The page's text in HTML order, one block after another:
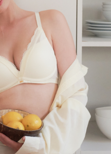
[26SS] 올데이 볼류머 라
이트 3set
노와이어
315,000 ₩ 110,000 %
4.8 (리뷰 696)